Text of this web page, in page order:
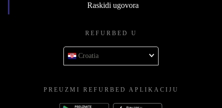
Raskidi ugovora
REFURBED U
Croatia
PREUZMI REFURBED APLIKACIJU